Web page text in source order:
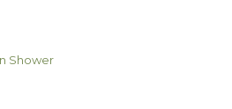
Shower